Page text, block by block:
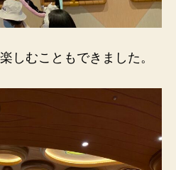
しむこともできました。